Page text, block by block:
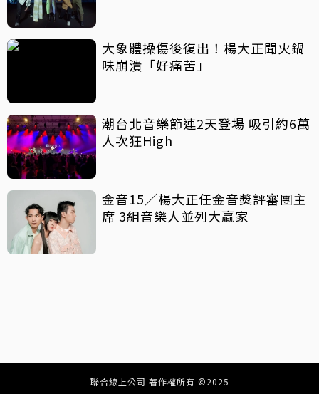
大象體操傷後復出！楊大正聞火鍋
味崩潰「好痛苦」
潮台北音樂節連2天登場 吸引約6萬
人次狂High
金音15／楊大正任金音獎評審團主
席 3組音樂人並列大贏家
聯合線上公司 著作權所有 ©2025